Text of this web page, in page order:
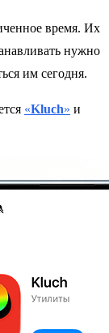
время. Их
нужно
им сегодня.
«Kluch» и